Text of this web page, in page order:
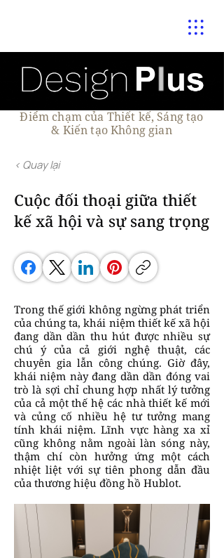
Điểm chạm của Thiết kế, Sáng tạo
& Kiến tạo Không gian
< Quay lại
Cuộc đối thoại giữa thiết
kế xã hội và sự sang trọng
Trong thế giới không ngừng phát triển
của chúng ta, khái niệm thiết kế xã hội
đang dần dần thu hút được nhiều sự
chú ý của cả giới nghệ thuật, các
chuyên gia lẫn công chúng. Giờ đây,
khái niệm này đang dần dần đóng vai
trò là sợi chỉ chung hợp nhất lý tưởng
của cả một thế hệ các nhà thiết kế mới
và củng cố nhiều hệ tư tưởng mang
tính khái niệm. Lĩnh vực hàng xa xỉ
cũng không nằm ngoài làn sóng này,
thậm chí còn hưởng ứng một cách
nhiệt liệt với sự tiên phong dẫn đầu
của thương hiệu đồng hồ Hublot.